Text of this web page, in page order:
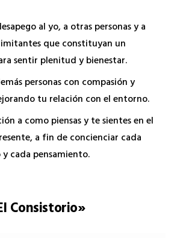
al yo, a otras personas y a
que constituyan un
sentir plenitud y bienestar.
personas con compasión y
tu relación con el entorno.
a como piensas y te sientes en el
a fin de concienciar cada
cada pensamiento.
Consistorio»